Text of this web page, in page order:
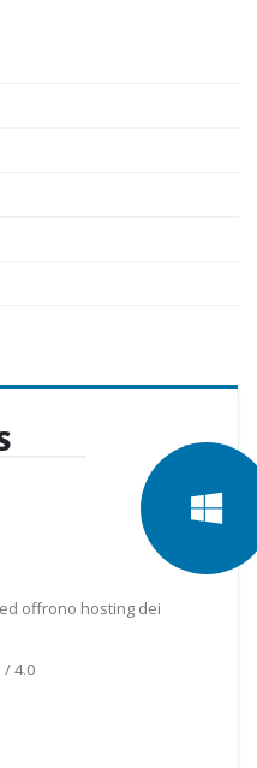
offrono hosting dei
/ 4.0